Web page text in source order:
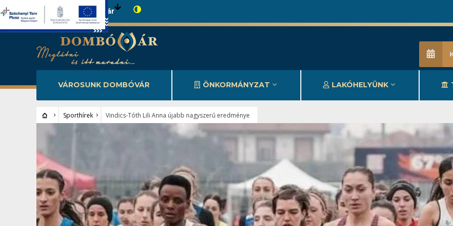
Városunk Dombóvár
VÁROSUNK DOMBÓVÁR ÖNKORMÁNYZAT LAKÓHELYÜNK
Sporthírek Vindics-Tóth Lili Anna újabb nagyszerű eredménye